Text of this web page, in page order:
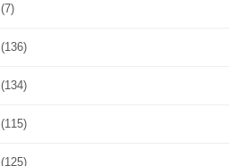
(7)
(136)
(134)
(115)
(125)